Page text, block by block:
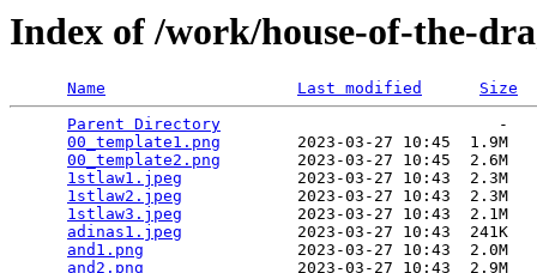
Index of /work/house-of-the-
Name Last modified
Size
Parent Directory
                             -
00_template1.png
        2023-03-27 10:45  1.9M
00_template2.png
        2023-03-27 10:45  2.6M
1stlaw1.jpeg
            2023-03-27 10:43  2.3M
1stlaw2.jpeg
            2023-03-27 10:43  2.3M
1stlaw3.jpeg
            2023-03-27 10:43  2.1M
adinas1.jpeg
            2023-03-27 10:43  241K
and1.png
                2023-03-27 10:43  2.0M
and2.png
                2023-03-27 10:43  2.9M